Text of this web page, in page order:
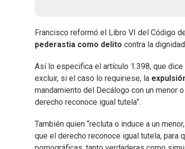
Francisco reformó el Libro VI del Código
pederastia como delito contra la
Así lo especifica el artículo 1.398, que
excluir, si el caso lo requiriese, la
mandamiento del Decálogo con un menor
derecho reconoce igual tutela”.
También quien “recluta o induce a un
que el derecho reconoce igual tutela, para